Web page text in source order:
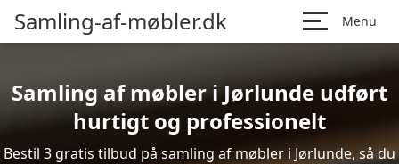
Samling-af-møbler.dk Menu
Samling af møbler i Jørlunde udført
hurtigt og professionelt
Bestil 3 gratis tilbud på samling af møbler i Jørlunde, så du